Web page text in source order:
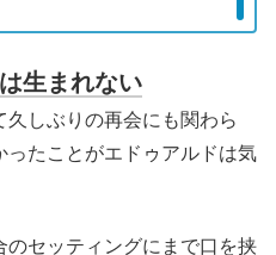
生まれない
しぶりの再会にも関わら
たことがエドゥアルドは気
セッティングにまで口を挟